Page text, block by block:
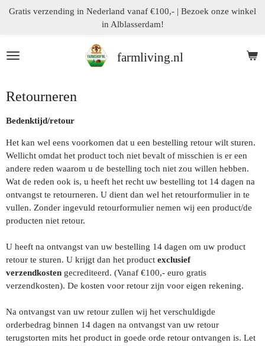
Ga
de
farmliving.nl
Gratis verzending in Nederland vanaf €100,- | Bezoek onze winkel
in Alblasserdam!
Retourneren
Bedenktijd/retour
Het kan wel eens voorkomen dat u een bestelling retour wilt sturen.
Wellicht omdat het product toch niet bevalt of misschien is er een
andere reden waarom u de bestelling toch niet zou willen hebben.
Wat de reden ook is, u heeft het recht uw bestelling tot 14 dagen na
ontvangst te retourneren. U dient dan wel het retourformulier in te
vullen. Zonder ingevuld retourformulier nemen wij een product/de
producten niet retour.
U heeft na ontvangst van uw bestelling 14 dagen om uw product
retour te sturen. U krijgt dan het product exclusief
verzendkosten gecrediteerd. (Vanaf €100,- euro gratis
verzendkosten). De kosten voor retour zijn voor eigen rekening.
Na ontvangst van uw retour zullen wij het verschuldigde
orderbedrag binnen 14 dagen na ontvangst van uw retour
terugstorten mits het product in goede orde retour ontvangen is. Let